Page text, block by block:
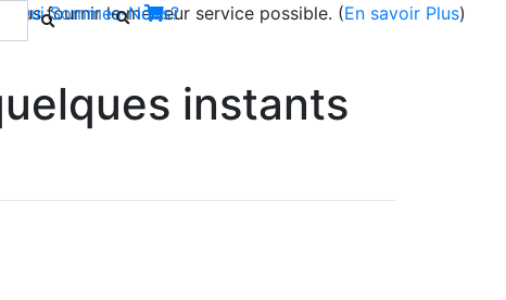
fournir le meilleur service possible. (En savoir Plus)
Qui Sommes-Nous?
instants